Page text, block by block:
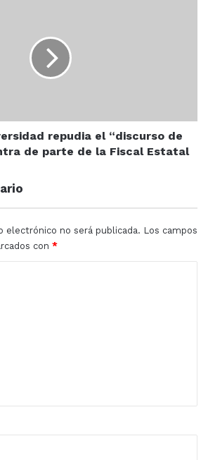
repudia el “discurso de
de parte de la Fiscal Estatal
electrónico no será publicada. Los campos
con *